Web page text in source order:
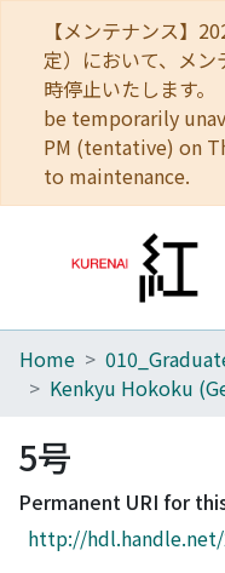
【メンテナンス】
定）において、メ
時停止いたします
be temporarily
PM (tentative) on
to maintenance.
Home
Browse
Download Ranking
Access Statistics
Home
5号
Permanent URI for
http://